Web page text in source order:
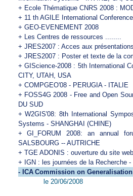
+ Ecole Thématique CNRS 2008 :
+ 11 th AGILE International
+ GEO-EVENEMENT 2008
+
Les Centres de ressources ........
+ JRES2007 : Acces aux
+ JRES2007 : Poster et texte de la
+ GIScience-2008 : 5th International
CITY, UTAH, USA
+ COMPGEO'08 - PERUGIA - ITALIE
+ FOSS4G 2008 - Free and Open
DU SUD
+ W2GIS'08: 8th International
Systems - SHANGHAI (CHINE)
+
GI_FORUM 2008: an annual
SALSBOURG -- AUTRICHE
+ TGE ADONIS : ouverture du site web
+ IGN : les journées de la Recherche
- ICA Commission on
le 20/06/2008